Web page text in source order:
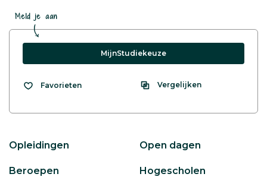
Meld je aan
MijnStudiekeuze
Favorieten Vergelijken
Opleidingen Open dagen
Beroepen Hogescholen